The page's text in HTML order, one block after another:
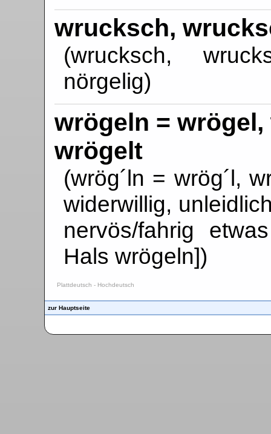
wrucksch,
(wrucksch,
nörgelig)
wrögeln =
wrögelt
(wrög´ln = wrög´l,
widerwillig,
nervös/fahrig
Hals wrögeln])
Plattdeutsch - Hochdeutsch
zur Hauptseite